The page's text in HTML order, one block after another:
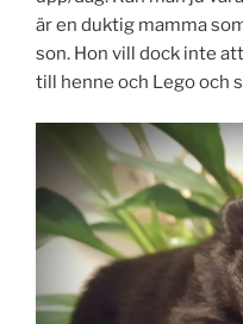
är en duktig mamma
son. Hon vill dock inte
till henne och Lego och